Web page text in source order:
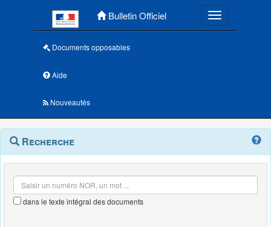
Bulletin Officiel Toggle
Documents opposables
Aide
Nouveautés
Navigation
outils
Menu
contextuel
Recherche
dans le texte intégral des documents